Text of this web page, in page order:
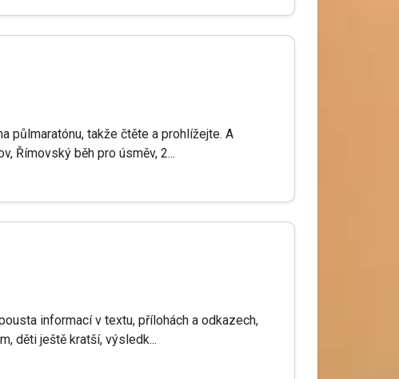
půlmaratónu, takže čtěte a prohlížejte. A
Římovský běh pro úsměv, 2...
informací v textu, přílohách a odkazech,
děti ještě kratší, výsledk...